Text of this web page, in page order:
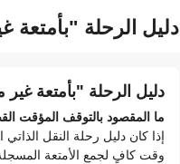
عمليات تسجيل
تسجيل الوصول لكل
عند حجز رحلة طيران النقل
شركات الطيران. يتطلب منك
دليل الرحلة
دليل الرحلة "بأمتعة
ما المقصود بالتوقف المؤقت
وقت كافٍ لجمع الأمتعة